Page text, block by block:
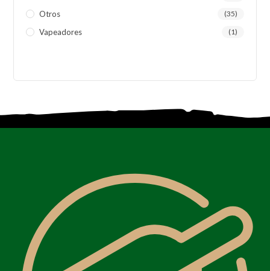
Otros (35)
Vapeadores (1)